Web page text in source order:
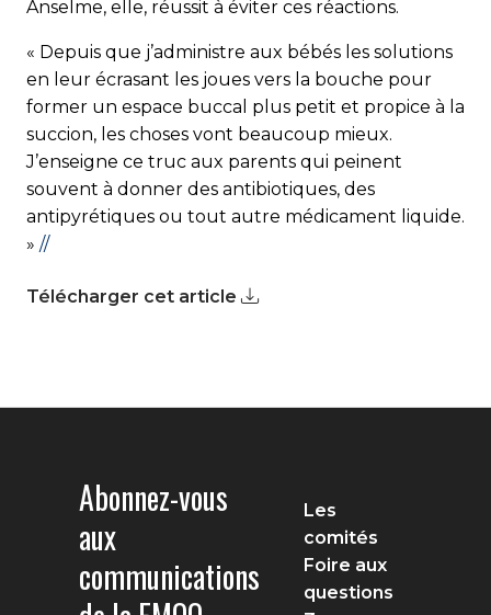
Anselme, elle, réussit à éviter ces réactions.
« Depuis que j’administre aux bébés les solutions
en leur écrasant les joues vers la bouche pour
former un espace buccal plus petit et propice à la
succion, les choses vont beaucoup mieux.
J’enseigne ce truc aux parents qui peinent
souvent à donner des antibiotiques, des
antipyrétiques ou tout autre médicament liquide.
» //
Télécharger cet article
Abonnez-vous
aux
communications
Les
comités
Foire aux
questions